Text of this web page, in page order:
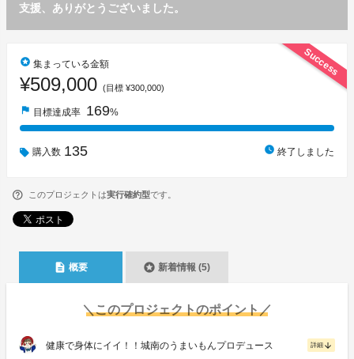
支援、ありがとうございました。
Success
stars 集まっている金額
¥509,000 (目標 ¥300,000)
flag 目標達成率 169%
購入数 135 watch_later 終了しました
このプロジェクトは実行確約型です。
description 概要 stars 新着情報 (5)
＼このプロジェクトのポイント／
健康で身体にイイ！！城南のうまいもんプロデュース 詳細 arrow_downward